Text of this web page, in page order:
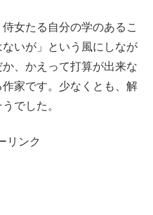
女たる自分の学のあるこ
いが」という風にしなが
、かえって打算が出来な
家です。少なくとも、解
でした。
リンク